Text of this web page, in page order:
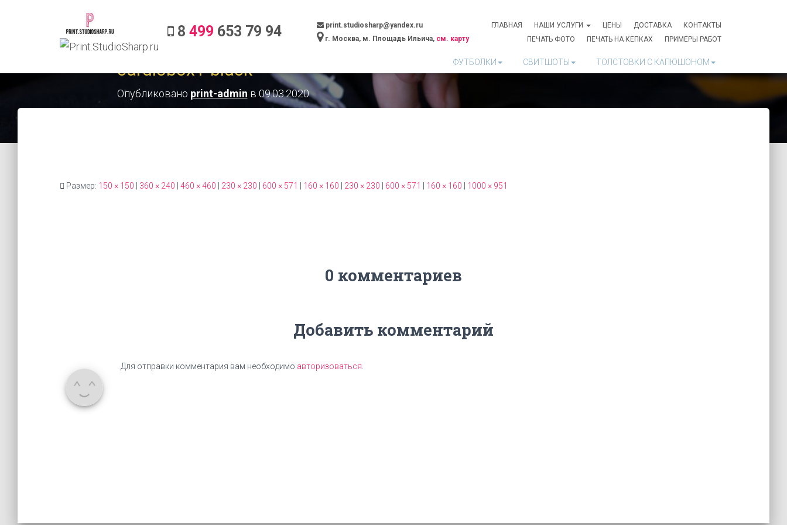
8 499 653 79 94
print.studiosharp@yandex.ru
г. Москва, м. Площадь Ильича, см. карту
ТОЛСТОВКИ С КАПЮШОНОМ
СВИТШОТЫ
ФУТБОЛКИ
ГЛАВНАЯ НАШИ УСЛУГИ ЦЕНЫ ДОСТАВКА
КОНТАКТЫ
ПЕЧАТЬ ФОТО
ПЕЧАТЬ НА КЕПКАХ ПРИМЕРЫ РАБОТ
cardiobox1-black
Опубликовано print-admin в 09.03.2020
Размер: 150 × 150 360 × 240 460 × 460 230 × 230 600 × 571 160 × 160 230 × 230 600 × 571 160 × 160 1000 × 951
0 комментариев
Добавить комментарий
Для отправки комментария вам необходимо авторизоваться